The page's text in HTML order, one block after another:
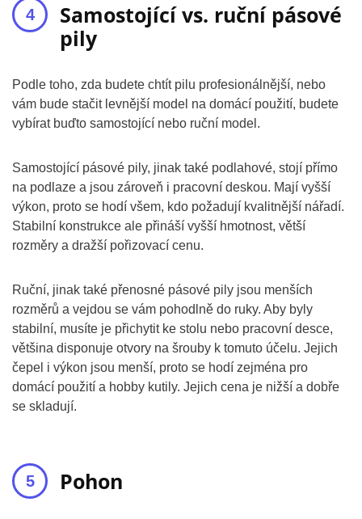
Samostojící vs. ruční pásové
pily
Podle toho, zda budete chtít pilu profesionálnější, nebo
vám bude stačit levnější model na domácí použití, budete
vybírat buďto samostojící nebo ruční model.
Samostojící pásové pily, jinak také podlahové, stojí přímo
na podlaze a jsou zároveň i pracovní deskou. Mají vyšší
výkon, proto se hodí všem, kdo požadují kvalitnější nářadí.
Stabilní konstrukce ale přináší vyšší hmotnost, větší
rozměry a dražší pořizovací cenu.
Ruční, jinak také přenosné pásové pily jsou menších
rozměrů a vejdou se vám pohodlně do ruky. Aby byly
stabilní, musíte je přichytit ke stolu nebo pracovní desce,
většina disponuje otvory na šrouby k tomuto účelu. Jejich
čepel i výkon jsou menší, proto se hodí zejména pro
domácí použití a hobby kutily. Jejich cena je nižší a dobře
se skladují.
Pohon